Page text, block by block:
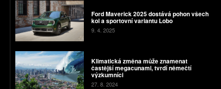
Ford Maverick 2025 dostává pohon všech
kol a sportovní variantu Lobo
9. 4. 2025
Klimatická změna může znamenat
častější megacunami, tvrdí němečtí
výzkumníci
27. 8. 2024